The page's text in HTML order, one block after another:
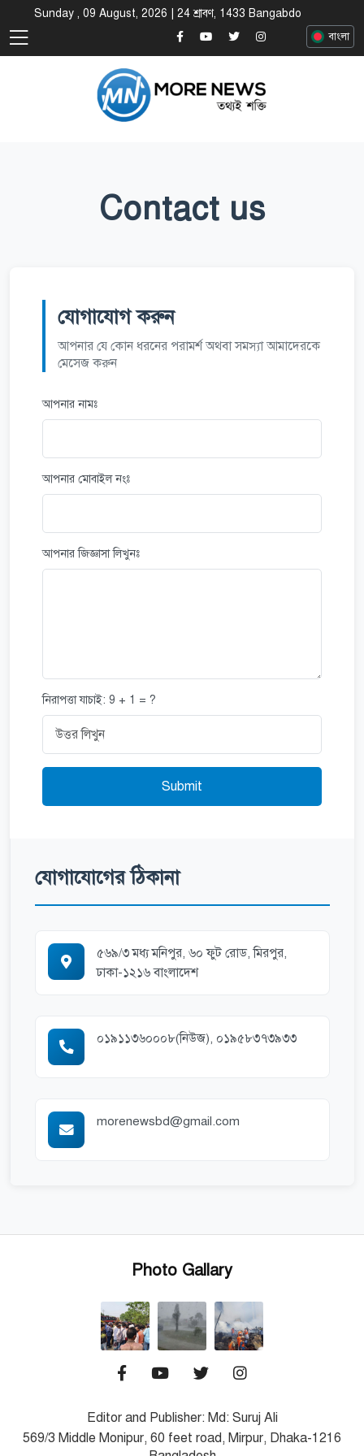
Sunday , 09 August, 2026 | 24 শ্রাবণ, 1433 Bangabdo
বাংলা
Contact us
যোগাযোগ করুন
আপনার যে কোন ধরনের পরামর্শ অথবা সমস্যা আমাদেরকে
মেসেজ করুন
আপনার নামঃ
আপনার মোবাইল নংঃ
আপনার জিজ্ঞাসা লিখুনঃ
নিরাপত্তা যাচাই: 9 + 1 = ?
Submit
যোগাযোগের ঠিকানা
৫৬৯/৩ মধ্য মনিপুর, ৬০ ফুট রোড, মিরপুর,
ঢাকা-১২১৬ বাংলাদেশ
০১৯১১৩৬০০০৮(নিউজ), ০১৯৫৮৩৭৩৯৩৩
morenewsbd@gmail.com
Photo Gallary
Editor and Publisher: Md: Suruj Ali
569/3 Middle Monipur, 60 feet road, Mirpur, Dhaka-1216